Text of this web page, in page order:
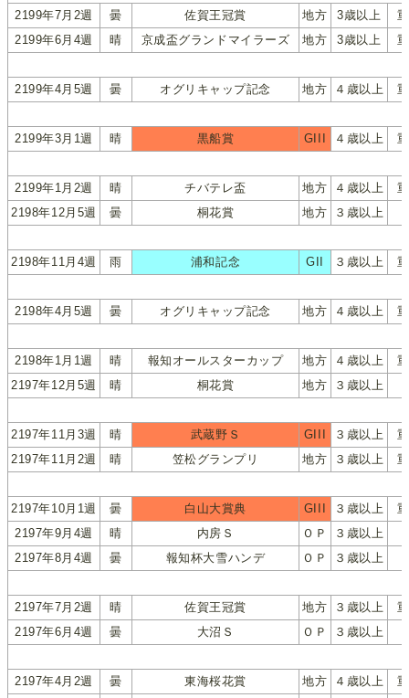
2199年7月2週 曇 佐賀王冠賞 地方 3歳以上
2199年6月4週
晴 京成盃グランドマイラーズ 地方 3歳以上
2199年4月5週 曇 オグリキャップ記念 地方 ４歳以上
2199年3月1週 晴 黒船賞 GIII ４歳以上
2199年1月2週 晴 チバテレ盃 地方 ４歳以上
2198年12月5週
曇 桐花賞 地方 ３歳以上
2198年11月4週 雨 浦和記念 GII ３歳以上
2198年4月5週 曇 オグリキャップ記念 地方 ４歳以上
2198年1月1週 晴 報知オールスターカップ 地方 ４歳以上
2197年12月5週
晴 桐花賞 地方 ３歳以上
2197年11月3週 晴 武蔵野Ｓ GIII ３歳以上
2197年11月2週
晴 笠松グランプリ 地方 ３歳以上
2197年10月1週 曇 白山大賞典 GIII ３歳以上
2197年9月4週
晴 内房Ｓ ＯＰ ３歳以上
2197年8月4週
曇 報知杯大雪ハンデ ＯＰ ３歳以上
2197年7月2週 晴 佐賀王冠賞 地方 ３歳以上
2197年6月4週
曇 大沼Ｓ ＯＰ ３歳以上
2197年4月2週 曇 東海桜花賞 地方 ４歳以上